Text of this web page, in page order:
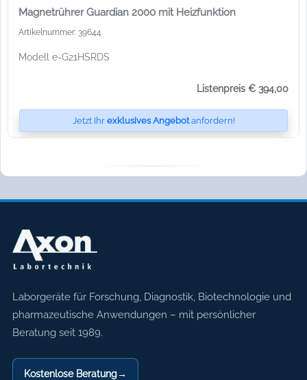
Magnetrührer Guardian 2000 mit Heizfunktion
Artikelnummer: 39644
Modell e-G21HSRDS
Listenpreis € 394,00
Jetzt Ihr exklusives Angebotanfordern!
Axon Labortechnik
Laborgeräte für Forschung, Diagnostik, Biotechnologie und
pharmazeutische Anwendungen – mit persönlicher
Beratung seit 1989.
Kostenlose Beratung→